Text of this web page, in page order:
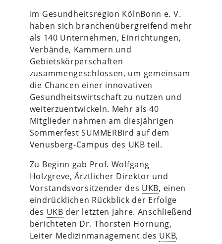
Im Gesundheitsregion KölnBonn e. V.
haben sich branchenübergreifend mehr
als 140 Unternehmen, Einrichtungen,
Verbände, Kammern und
Gebietskörperschaften
zusammengeschlossen, um gemeinsam
die Chancen einer innovativen
Gesundheitswirtschaft zu nutzen und
weiterzuentwickeln. Mehr als 40
Mitglieder nahmen am diesjährigen
Sommerfest SUMMERBird auf dem
Venusberg-Campus des UKB teil.
Zu Beginn gab Prof. Wolfgang
Holzgreve, Ärztlicher Direktor und
Vorstandsvorsitzender des UKB, einen
eindrücklichen Rückblick der Erfolge
des UKB der letzten Jahre. Anschließend
berichteten Dr. Thorsten Hornung,
Leiter Medizinmanagement des UKB,